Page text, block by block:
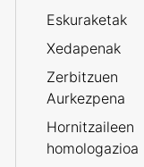
Eskuraketak
Xedapenak
Zerbitzuen
Aurkezpena
Hornitzaileen
homologazioa